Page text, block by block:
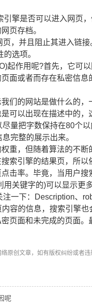
擎是否可以进入网页
页存档。
，并且阻止其进入链
选项。
起作用呢?首先，它可
面或者而存在私密信息
们的网站是做什么的
可以出现在描述中的
量把字数保持在80个
完整的展示出来。
重，但随着算法的不断
索引擎的结果页，所以
击率。毕竟，当用户搜
关键字的)可以显示更
一下：Description、
容的信息，搜索引擎
页面和未完成的页面
原创文章，如有版权纠纷或者
呢